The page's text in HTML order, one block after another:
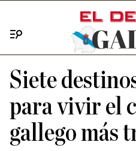
Siete
para vivir el
gallego más